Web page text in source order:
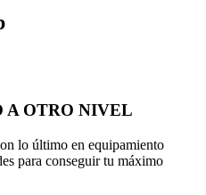
A OTRO NIVEL
lo último en equipamiento
para conseguir tu máximo